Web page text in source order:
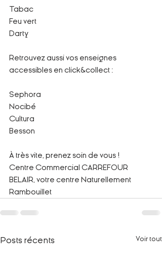
Tabac
Feu vert
Darty
Retrouvez aussi vos enseignes
accessibles en click&collect :
Sephora
Nocibé
Cultura
Besson
À très vite, prenez soin de vous !
Centre Commercial CARREFOUR
BELAIR, votre centre Naturellement
Rambouillet
Posts récents Voir tout